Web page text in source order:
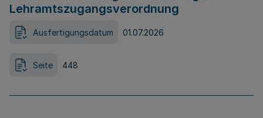
Lehramtszugangsverordnung
Ausfertigungsdatum 01.07.2026
Seite 448